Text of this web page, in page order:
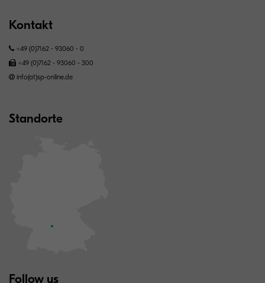
Kontakt
+49 (0)7162 - 93060 - 0
+49 (0)7162 - 93060 - 300
info(at)sp-online.de
Standorte
Follow us